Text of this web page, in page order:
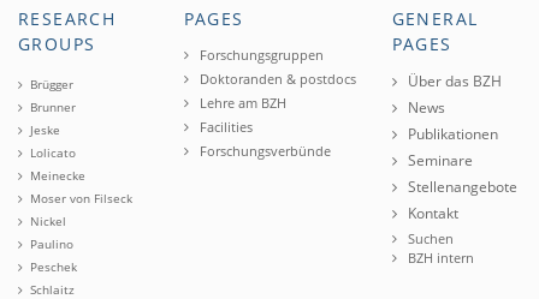
RESEARCH
GROUPS
Brügger
Brunner
Jeske
Lolicato
Meinecke
Moser von Filseck
Nickel
Paulino
Peschek
Schlaitz
PAGES
Forschungsgruppen
Doktoranden & postdocs
Lehre am BZH
Facilities
Forschungsverbünde
GENERAL
PAGES
Über das BZH
News
Publikationen
Seminare
Stellenangebote
Kontakt
Suchen
BZH intern